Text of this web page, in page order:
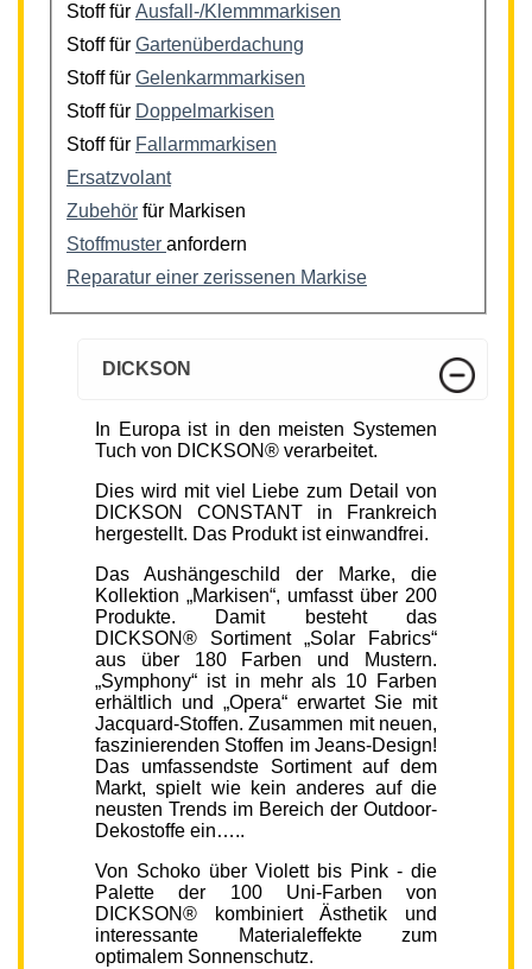
Stoff für Ausfall-/Klemmmarkisen
Stoff für Gartenüberdachung
Stoff für Gelenkarmmarkisen
Stoff für Doppelmarkisen
Stoff für Fallarmmarkisen
Ersatzvolant
Zubehör für Markisen
Stoffmuster anfordern
Reparatur einer zerissenen Markise
DICKSON
In Europa ist in den meisten Systemen
Tuch von DICKSON® verarbeitet.
Dies wird mit viel Liebe zum Detail von
DICKSON CONSTANT in Frankreich
hergestellt. Das Produkt ist einwandfrei.
Das Aushängeschild der Marke, die
Kollektion „Markisen“, umfasst über 200
Produkte. Damit besteht das
DICKSON® Sortiment „Solar Fabrics“
aus über 180 Farben und Mustern.
„Symphony“ ist in mehr als 10 Farben
erhältlich und „Opera“ erwartet Sie mit
Jacquard-Stoffen. Zusammen mit neuen,
faszinierenden Stoffen im Jeans-Design!
Das umfassendste Sortiment auf dem
Markt, spielt wie kein anderes auf die
neusten Trends im Bereich der Outdoor-
Dekostoffe ein…..
Von Schoko über Violett bis Pink - die
Palette der 100 Uni-Farben von
DICKSON® kombiniert Ästhetik und
interessante Materialeffekte zum
optimalem Sonnenschutz.